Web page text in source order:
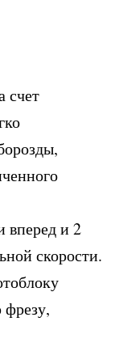
счет
вперед и 2
скорости.